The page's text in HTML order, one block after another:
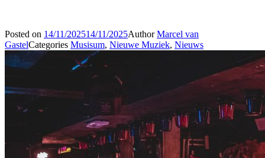
Posted on 14/11/202514/11/2025AuthorMarcel van
GastelCategories Musisum, Nieuwe Muziek, Nieuws